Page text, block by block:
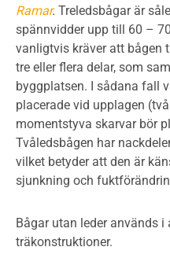
Ramar. Treledsbågar är
spännvidder upp till 60 –
vanligtvis kräver att bågen
tre eller flera delar, som
byggplatsen. I sådana fall
placerade vid upplagen
momentstyva skarvar bör
Tvåledsbågen har
vilket betyder att den är
sjunkning och
Bågar utan leder används
träkonstruktioner.